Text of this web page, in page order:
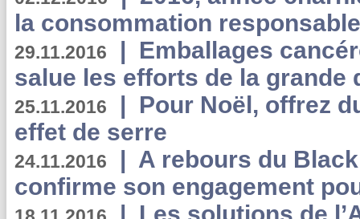
la consommation
29.11.2016 | Emballages
salue les efforts de la grande
25.11.2016 | Pour Noël, offrez
effet de serre
24.11.2016 | A rebours du
confirme son engagement